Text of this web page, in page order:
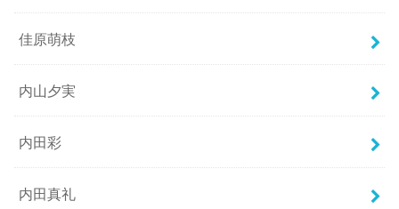
佳原萌枝
内山夕実
内田彩
内田真礼